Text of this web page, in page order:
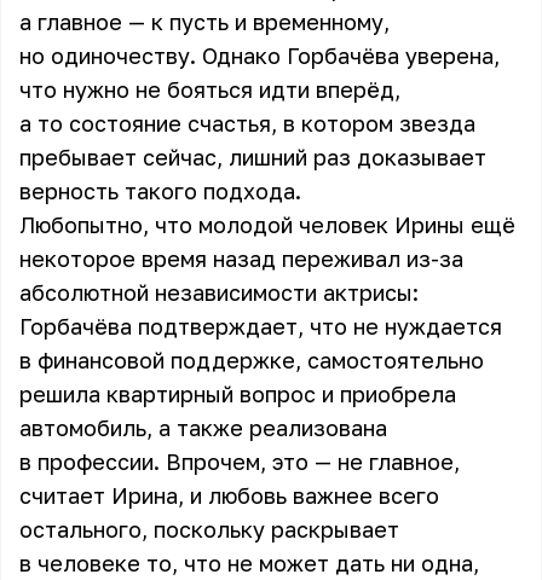
а главное — к пусть и временному,
но одиночеству. Однако Горбачёва уверена,
что нужно не бояться идти вперёд,
а то состояние счастья, в котором звезда
пребывает сейчас, лишний раз доказывает
верность такого подхода.
Любопытно, что молодой человек Ирины ещё
некоторое время назад переживал из-за
абсолютной независимости актрисы:
Горбачёва подтверждает, что не нуждается
в финансовой поддержке, самостоятельно
решила квартирный вопрос и приобрела
автомобиль, а также реализована
в профессии. Впрочем, это — не главное,
считает Ирина, и любовь важнее всего
остального, поскольку раскрывает
в человеке то, что не может дать ни одна,